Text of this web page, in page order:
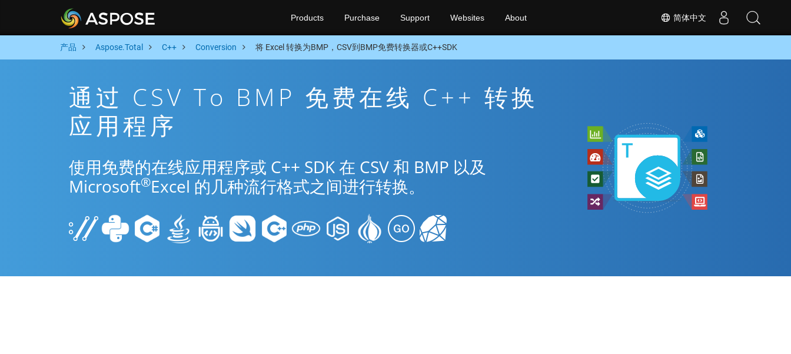
简体中文
Products Purchase Support Websites About
产品 Aspose.Total C++ Conversion 将 Excel 转换为BMP，CSV到BMP免费转换器或C++SDK
通过 CSV To BMP 免费在线 C++ 转换
应用程序
使用免费的在线应用程序或 C++ SDK 在 CSV 和 BMP 以及
Microsoft®Excel 的几种流行格式之间进行转换。